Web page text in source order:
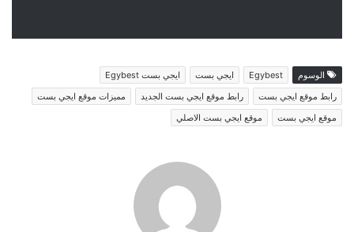
الوسوم Egybest ايجي بست
ايجي بست Egybest
رابط موقع ايجي بست
رابط موقع ايجي بست الجديد
مميزات موقع ايجي بست
موقع ايجي بست
موقع ايجي بست الاصلي